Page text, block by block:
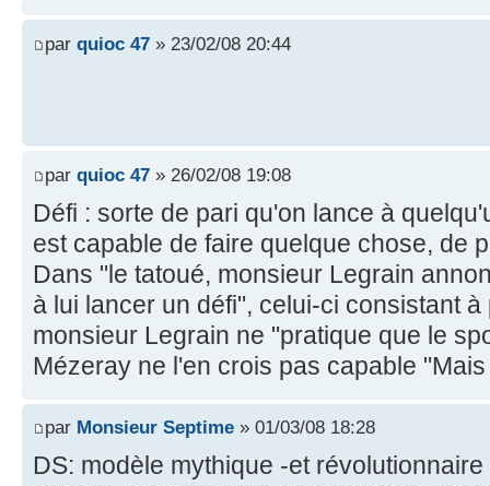
par quioc 47 » 23/02/08 20:44
par quioc 47 » 26/02/08 19:08
Défi : sorte de pari qu'on lance à
est capable de faire quelque chose, de
Dans "le tatoué, monsieur Legrain
à lui lancer un défi", celui-ci consistant
monsieur Legrain ne "pratique que le
Mézeray ne l'en crois pas capable
par Monsieur Septime » 01/03/08 18:28
DS: modèle mythique -et